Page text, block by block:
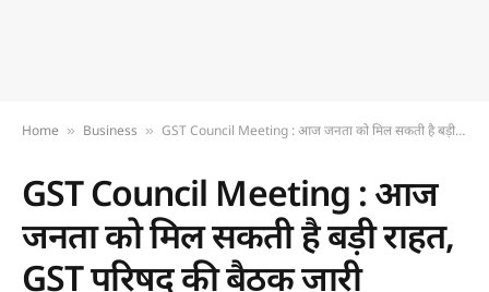
Home » Business » GST Council Meeting : आज जनता को मिल सकती है बड़ी राहत, GST परिषद की बैठक जारी
GST Council Meeting : आज
जनता को मिल सकती है बड़ी राहत,
GST परिषद की बैठक जारी